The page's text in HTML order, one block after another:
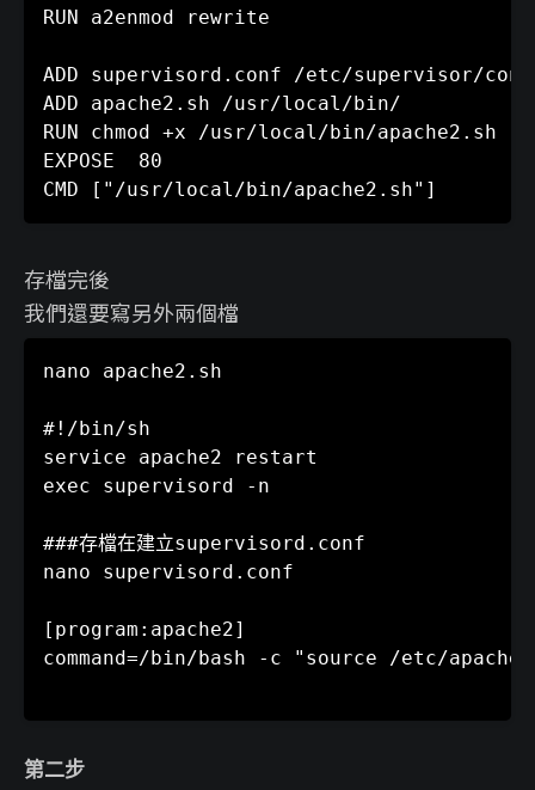
RUN a2enmod rewrite
ADD supervisord.conf /etc/supervisor/conf.d/
ADD apache2.sh /usr/local/bin/
RUN chmod +x /usr/local/bin/apache2.sh
EXPOSE  80
存檔完後
我們還要寫另外兩個檔
nano apache2.sh
#!/bin/sh
service apache2 restart
exec supervisord -n
###存檔在建立supervisord.conf
nano supervisord.conf
[program:apache2]
command=/bin/bash -c "source /etc/
第二步